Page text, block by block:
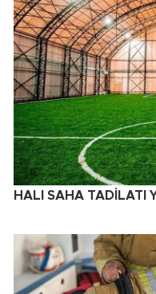
HALI SAHA TADİLATI